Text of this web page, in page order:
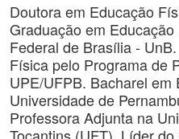
Doutora em Educação
Graduação em
Federal de Brasília -
Física pelo Programa de
UPE/UFPB. Bacharel
Universidade de
Professora Adjunta na